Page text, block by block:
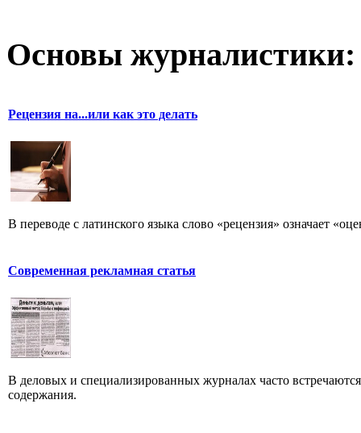
Основы журналистики:
Рецензия на...или как это делать
В переводе с латинского языка слово «рецензия» означает
Современная рекламная статья
В деловых и специализированных журналах часто
содержания.